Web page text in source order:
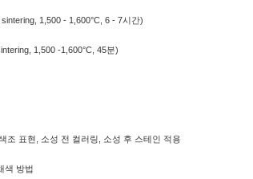
1,500 - 1,600°C, 6 - 7시간)
1,500 -1,600°C, 45분)
조 표현, 소성 전 컬러링, 소성 후 스테인 적용
색 방법